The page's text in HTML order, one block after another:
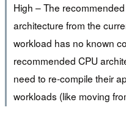
High – The
architecture from the
workload has no known
recommended CPU
need to re-compile their
workloads (like moving